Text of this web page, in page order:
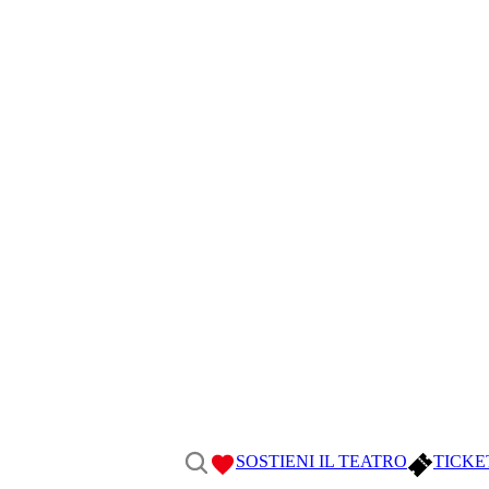
SOSTIENI IL TEATRO